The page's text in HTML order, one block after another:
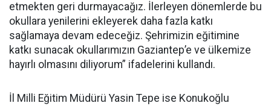
etmekten geri durmayacağız. İlerleyen dönemlerde bu
okullara yenilerini ekleyerek daha fazla katkı
sağlamaya devam edeceğiz. Şehrimizin eğitimine
katkı sunacak okullarımızın Gaziantep’e ve ülkemize
hayırlı olmasını diliyorum” ifadelerini kullandı.
İl Milli Eğitim Müdürü Yasin Tepe ise Konukoğlu